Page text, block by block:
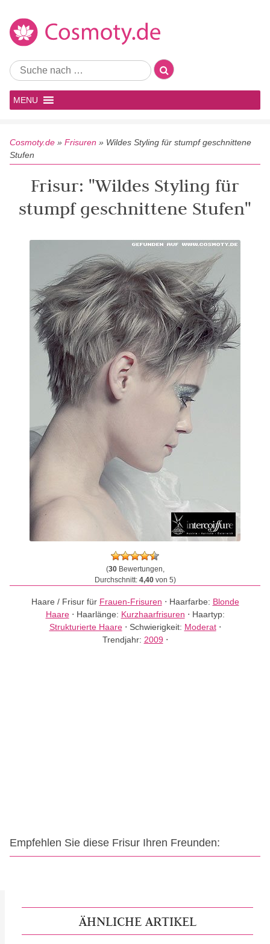
MENU
Cosmoty.de » Frisuren » Wildes Styling für stumpf geschnittene
Stufen
Frisur: "Wildes Styling für
stumpf geschnittene Stufen"
(30Bewertungen,
Durchschnitt: 4,40von 5)
Haare / Frisur für Frauen-Frisuren ⋅ Haarfarbe: Blonde
Haare⋅ Haarlänge: Kurzhaarfrisuren ⋅ Haartyp:
Strukturierte Haare⋅ Schwierigkeit: Moderat⋅
Trendjahr: 2009 ⋅
Empfehlen Sie diese Frisur Ihren Freunden:
ÄHNLICHE ARTIKEL